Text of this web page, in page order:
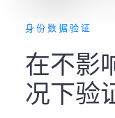
身份数据验证
在不影
况下验